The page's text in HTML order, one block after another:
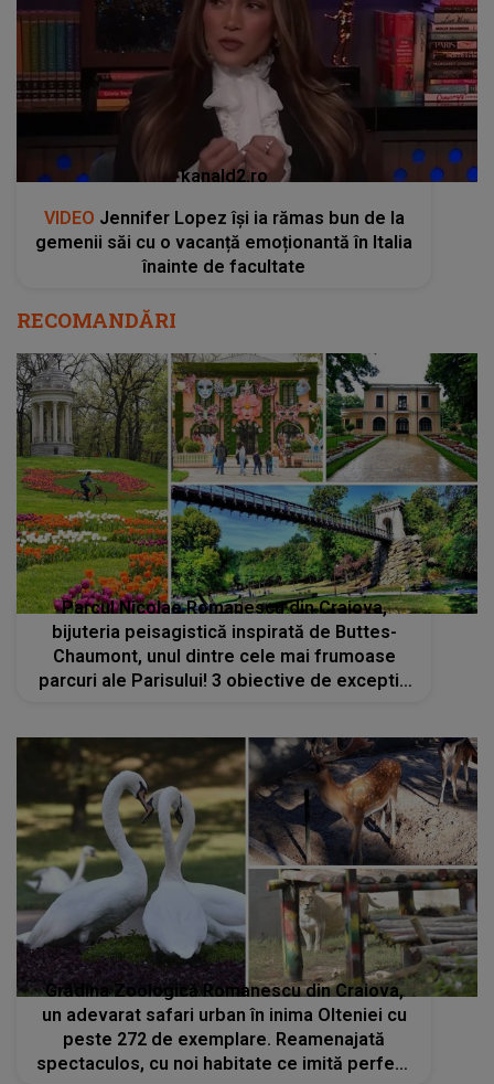
kanald2.ro
VIDEO Jennifer Lopez își ia rămas bun de la
gemenii săi cu o vacanță emoționantă în Italia
înainte de facultate
RECOMANDĂRI
Parcul Nicolae Romanescu din Craiova,
bijuteria peisagistică inspirată de Buttes-
Chaumont, unul dintre cele mai frumoase
parcuri ale Parisului! 3 obiective de exceptie
Grădina Zoologică Romanescu din Craiova,
un adevarat safari urban în inima Olteniei cu
peste 272 de exemplare. Reamenajată
spectaculos, cu noi habitate ce imită perfect